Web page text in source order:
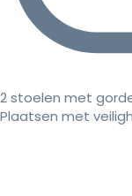
2 stoelen met
Plaatsen met